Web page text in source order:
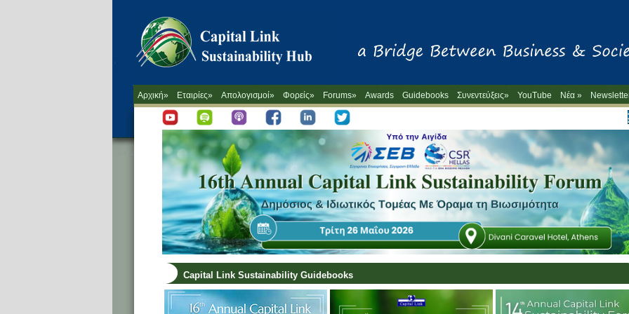
Αρχική» Εταιρίες» Απολογισμοί» Φορείς» Forums» Awards Guidebooks Συνεντεύξεις» YouTube
Νέα »
-->
Capital Link Sustainability Guidebooks